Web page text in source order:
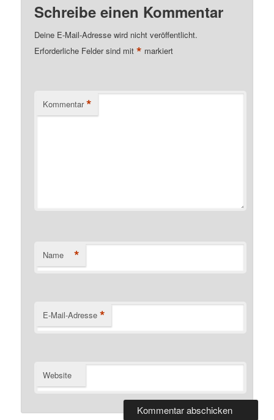
Schreibe einen Kommentar
Deine E-Mail-Adresse wird nicht veröffentlicht.
Erforderliche Felder sind mit* markiert
Kommentar *
Name *
E-Mail-Adresse *
Website